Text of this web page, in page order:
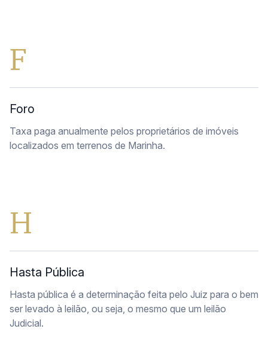
F
Foro
Taxa paga anualmente pelos proprietários de imóveis
localizados em terrenos de Marinha.
H
Hasta Pública
Hasta pública é a determinação feita pelo Juiz para o bem
ser levado à leilão, ou seja, o mesmo que um leilão
Judicial.